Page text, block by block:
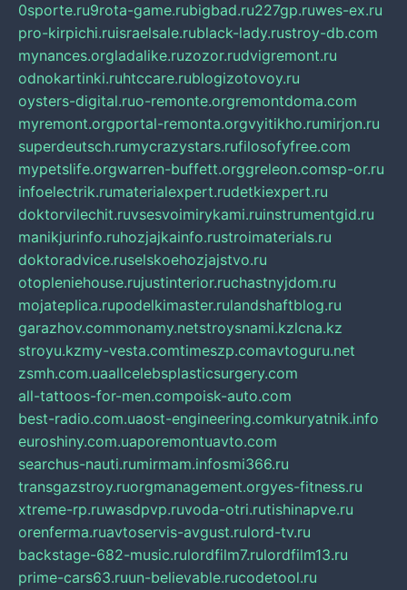
0sporte.ru9rota-game.rubigbad.ru227gp.ruwes-ex.ru
pro-kirpichi.ruisraelsale.rublack-lady.rustroy-db.com
mynances.orgladalike.ruzozor.rudvigremont.ru
odnokartinki.ruhtccare.rublogizotovoy.ru
oysters-digital.ruo-remonte.orgremontdoma.com
myremont.orgportal-remonta.orgvyitikho.rumirjon.ru
superdeutsch.rumycrazystars.rufilosofyfree.com
mypetslife.orgwarren-buffett.orggreleon.comsp-or.ru
infoelectrik.rumaterialexpert.rudetkiexpert.ru
doktorvilechit.ruvsesvoimirykami.ruinstrumentgid.ru
manikjurinfo.ruhozjajkainfo.rustroimaterials.ru
doktoradvice.ruselskoehozjajstvo.ru
otopleniehouse.rujustinterior.ruchastnyjdom.ru
mojateplica.rupodelkimaster.rulandshaftblog.ru
garazhov.commonamy.netstroysnami.kzlcna.kz
stroyu.kzmy-vesta.comtimeszp.comavtoguru.net
zsmh.com.uaallcelebsplasticsurgery.com
all-tattoos-for-men.compoisk-auto.com
best-radio.com.uaost-engineering.comkuryatnik.info
euroshiny.com.uaporemontuavto.com
searchus-nauti.rumirmam.infosmi366.ru
transgazstroy.ruorgmanagement.orgyes-fitness.ru
xtreme-rp.ruwasdpvp.ruvoda-otri.rutishinapve.ru
orenferma.ruavtoservis-avgust.rulord-tv.ru
backstage-682-music.rulordfilm7.rulordfilm13.ru
prime-cars63.ruun-believable.rucodetool.ru